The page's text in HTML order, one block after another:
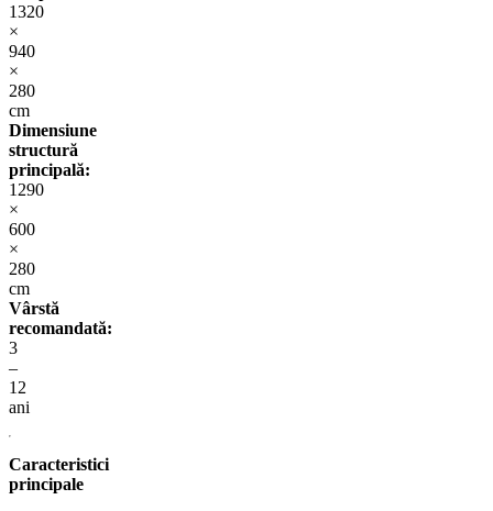
1320
×
940
×
280
cm
Dimensiune
structură
principală:
1290
×
600
×
280
cm
Vârstă
recomandată:
3
–
12
ani
Caracteristici
principale